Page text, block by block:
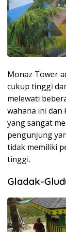
Monaz Tower
cukup tinggi
melewati
wahana ini dan
yang sangat
pengunjung
tidak memiliki
tinggi.
Gladak-